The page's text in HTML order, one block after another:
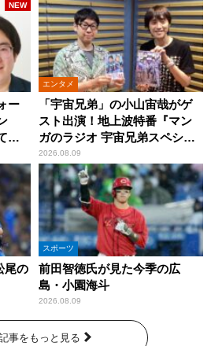
ー
NEW
エンタメ
「宇宙兄弟」の小山宙哉がゲ
スト出演！地上波特番『マン
ガのラジオ 宇宙兄弟スペシャ
ル 』
2026.08.09
尾の
スポーツ
前田智徳氏が見た今季の広
島・小園海斗
2026.08.09
事をもっと見る